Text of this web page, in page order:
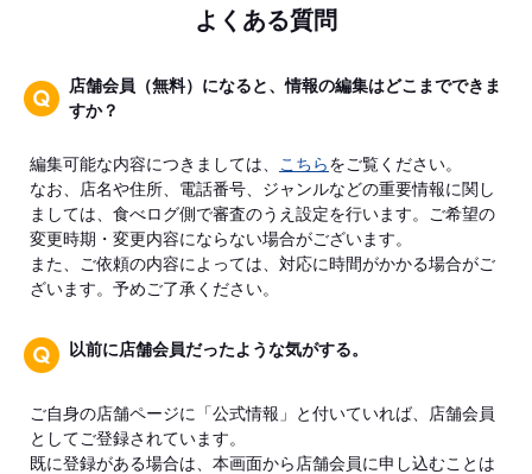
よくある質問
店舗会員（無料）になると、情報の編集はどこまでできま
すか？
編集可能な内容につきましては、 こちらをご覧ください。
なお、店名や住所、電話番号、ジャンルなどの重要情報に関し
ましては、食べログ側で審査のうえ設定を行います。ご希望の
変更時期・変更内容にならない場合がございます。
また、ご依頼の内容によっては、対応に時間がかかる場合がご
ざいます。予めご了承ください。
以前に店舗会員だったような気がする。
ご自身の店舗ページに「公式情報」と付いていれば、店舗会員
としてご登録されています。
既に登録がある場合は、本画面から店舗会員に申し込むことは